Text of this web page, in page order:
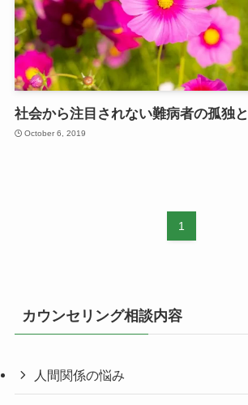
社会から注目されない難病者の孤独
October 6, 2019
1
カウンセリング相談内容
人間関係の悩み